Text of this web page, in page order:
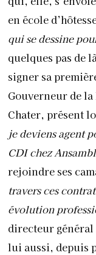
en école
qui se dessine
quelques pas de
signer sa
Gouverneur de
Chater, présent
je deviens agent
CDI chez
rejoindre ses
travers ces
évolution
directeur général
lui aussi, depuis